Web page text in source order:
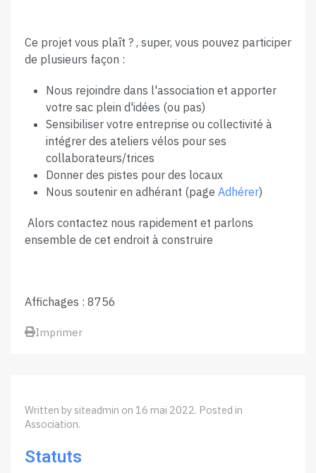
Ce projet vous plaît ? , super, vous pouvez participer
de plusieurs façon :
Nous rejoindre dans l'association et apporter
votre sac plein d'idées (ou pas)
Sensibiliser votre entreprise ou collectivité à
intégrer des ateliers vélos pour ses
collaborateurs/trices
Donner des pistes pour des locaux
Nous soutenir en adhérant (page Adhérer)
Alors contactez nous rapidement et parlons
ensemble de cet endroit à construire
Affichages : 8756
Imprimer
Written by siteadmin on 16 mai 2022. Posted in
Association.
Statuts